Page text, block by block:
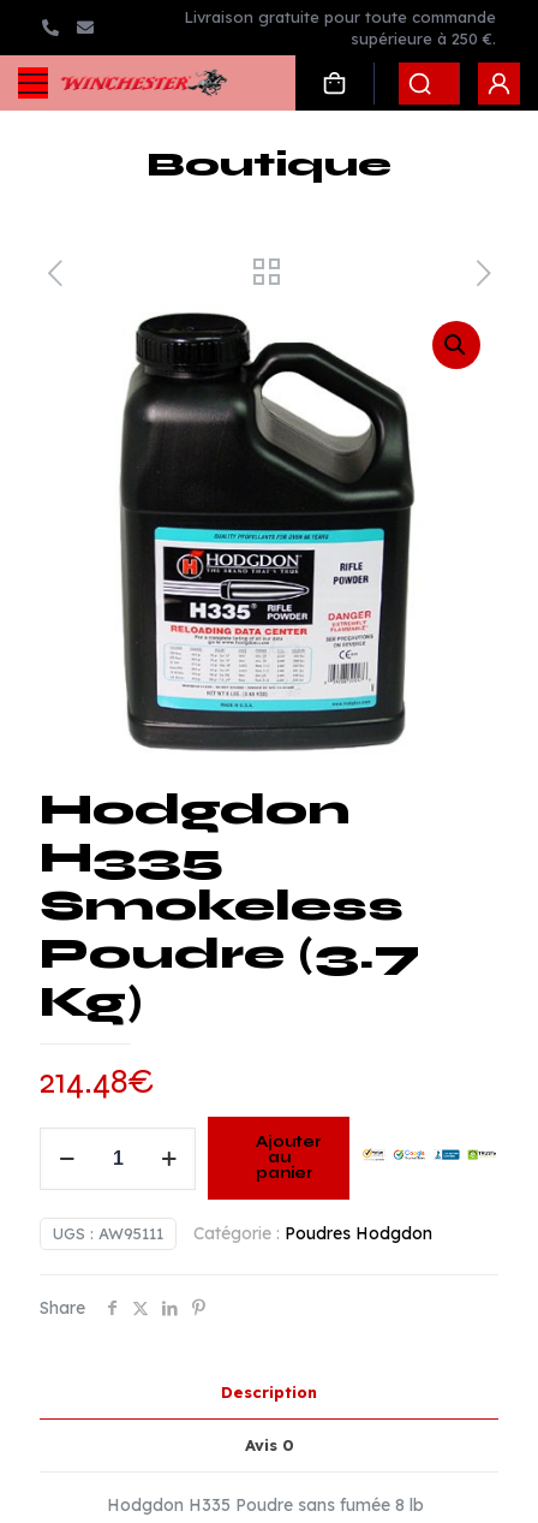
Livraison gratuite pour toute commande
supérieure à 250 €.
Boutique
Hodgdon
H335
Smokeless
Poudre (3.7
Kg)
214.48€
H335
(3.7
Ajouter
au
panier
UGS : AW95111 Catégorie : Poudres Hodgdon
Share
Description
Avis 0
Hodgdon H335 Poudre sans fumée 8 lb